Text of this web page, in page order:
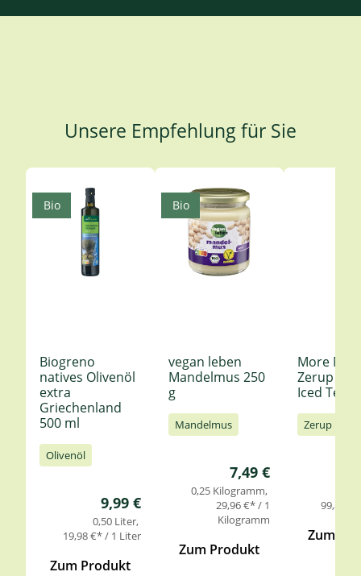
Unsere Empfehlung für Sie
Produktgalerie überspringen
Biogreno
natives Olivenöl
extra
Griechenland
500 ml
Olivenöl
Regulärer Preis:
9,99 €
0,50 Liter
19,98 €* / 1 Liter
Zum Produkt
Bio
vegan leben
Mandelmus 250
g
Mandelmus
Regulärer Preis:
7,49 €
0,25 Kilogramm
29,96 €* / 1
Kilogramm
Zum Produkt
Bio
More
Zerup
Iced Tea
Zerup
99,85
Zum